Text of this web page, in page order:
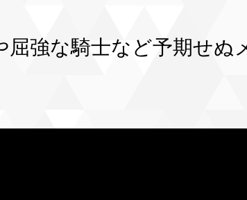
屈強な騎士など予期せ